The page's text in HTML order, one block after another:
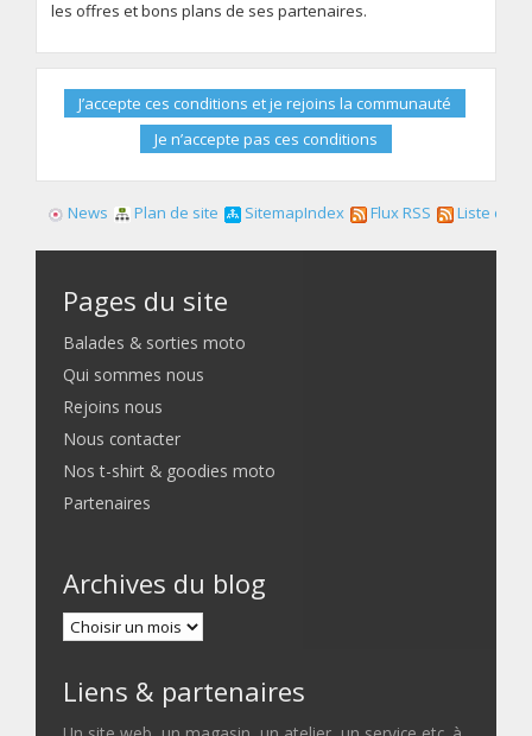
les offres et bons plans de ses partenaires.
News Plan de site SitemapIndex Flux RSS Liste des
Pages du site
Balades & sorties moto
Qui sommes nous
Rejoins nous
Nous contacter
Nos t-shirt & goodies moto
Partenaires
Archives du blog
Liens & partenaires